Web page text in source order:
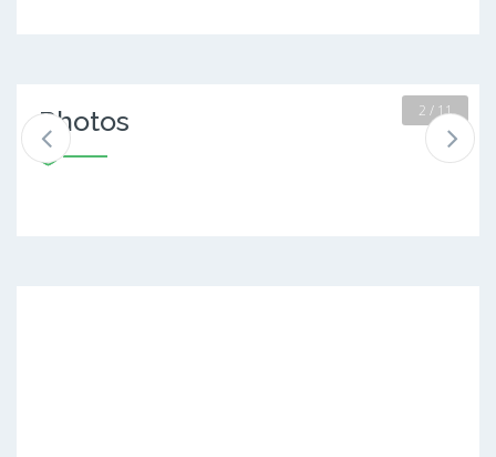
Photos 2 / 11